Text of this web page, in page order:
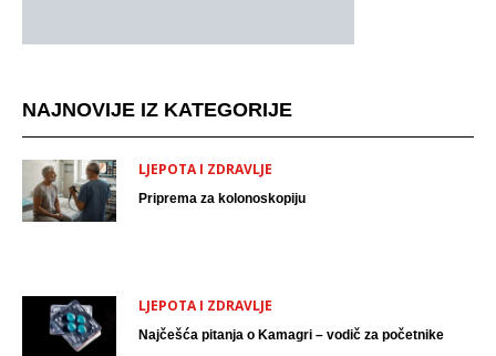
NAJNOVIJE IZ KATEGORIJE
LJEPOTA I ZDRAVLJE
Priprema za kolonoskopiju
LJEPOTA I ZDRAVLJE
Najčešća pitanja o Kamagri – vodič za početnike